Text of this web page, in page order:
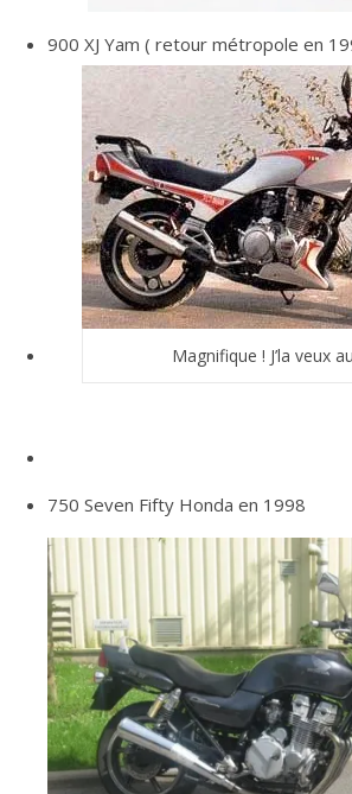
900 XJ Yam ( retour métropole en
Magnifique ! J’la veux
750 Seven Fifty Honda en 1998